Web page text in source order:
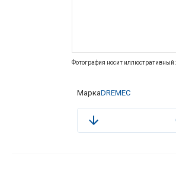
Фотография носит иллюстративный
МаркаDREMEC